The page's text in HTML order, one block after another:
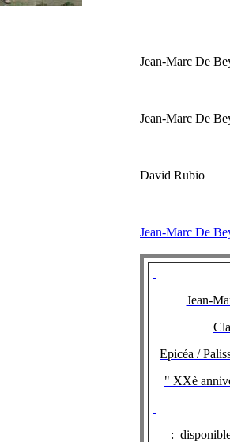
Jean-Marc
Jean-Marc
David
Jean-Marc
Jean-
Epicéa /
" XXè
: